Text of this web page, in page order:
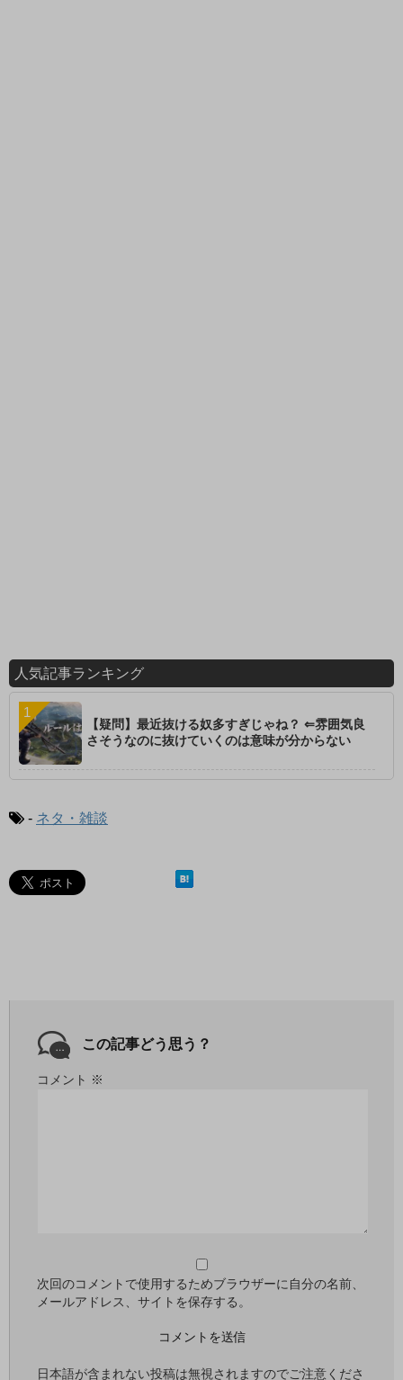
人気記事ランキング
【疑問】最近抜ける奴多すぎじゃね？ ⇐雰囲気良
さそうなのに抜けていくのは意味が分からない
- ネタ・雑談
この記事どう思う？
コメント ※
次回のコメントで使用するためブラウザーに自分の名前、
メールアドレス、サイトを保存する。
日本語が含まれない投稿は無視されますのでご注意くださ